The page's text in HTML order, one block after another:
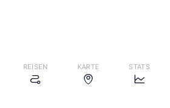
REISEN KARTE STATS